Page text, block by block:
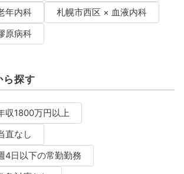
年内科
札幌市西区 × 血液内科
原病科
ら探す
収1800万円以上
直なし
4日以下の常勤勤務